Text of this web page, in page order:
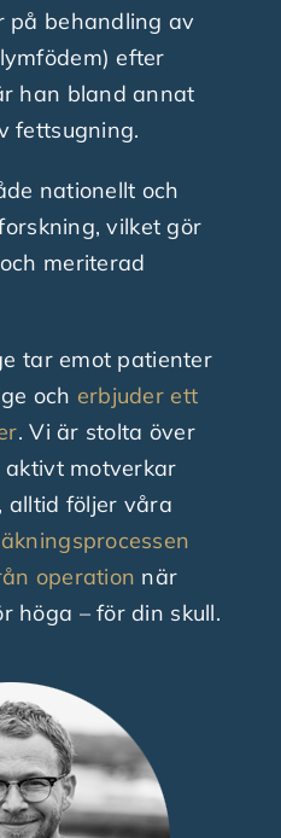
på behandling av
efter
han bland annat
fettsugning.
nationellt och
vilket gör
meriterad
tar emot patienter
och erbjuder ett
. Vi är stolta över
motverkar
, alltid följer våra
operation när
höga – för din skull.